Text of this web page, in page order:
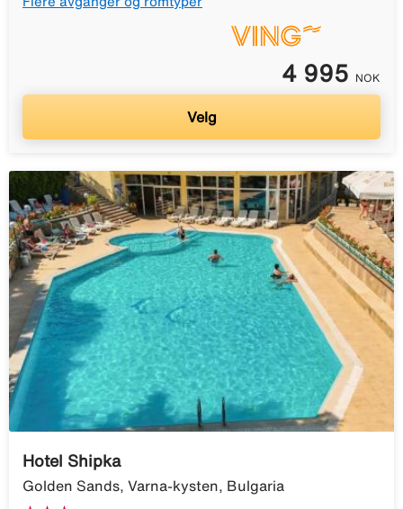
4 995 NOK
Velg
Hotel Shipka
Golden Sands, Varna-kysten, Bulgaria